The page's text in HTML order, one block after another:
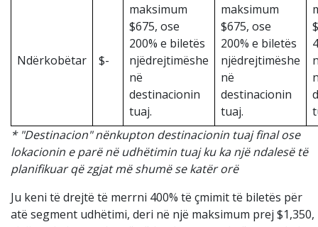
Ndërkobëtar $-
maksimum
$675, ose
200% e biletës
njëdrejtimëshe
në
destinacionin
tuaj.
maksimum
$675, ose
200% e biletës
njëdrejtimëshe
në
destinacionin
tuaj.
* "Destinacion" nënkupton destinacionin tuaj final ose
lokacionin e parë në udhëtimin tuaj ku ka një ndalesë të
planifikuar që zgjat më shumë se katër orë
Ju keni të drejtë të merrni 400% të çmimit të biletës për
atë segment udhëtimi, deri në një maksimum prej $1,350,